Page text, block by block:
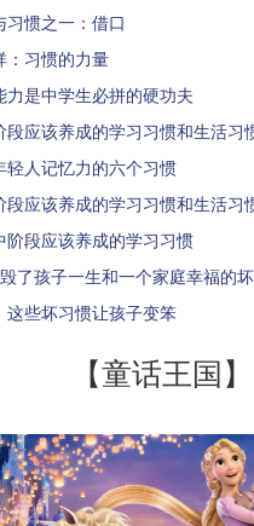
习惯之一：借口
：习惯的力量
力是中学生必拼的硬功夫
段应该养成的学习习惯和生活习
轻人记忆力的六个习惯
段应该养成的学习习惯和生活习
阶段应该养成的学习习惯
了孩子一生和一个家庭幸福的
这些坏习惯让孩子变笨
【童话王国】